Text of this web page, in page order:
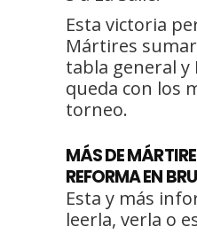
Esta victoria
Mártires
tabla general y
queda con los
torneo.
MÁSDE
REFORMAEN
Esta y más
leerla, verla o